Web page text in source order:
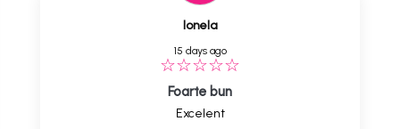
Ionela
15 days ago
Foarte bun
Excelent